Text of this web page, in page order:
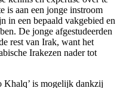
is aan een jonge instroom
in een bepaald vakgebied en
De jonge afgestudeerden
rest van Irak, want het
Irakezen nader tot
Khalq’ is mogelijk dankzij